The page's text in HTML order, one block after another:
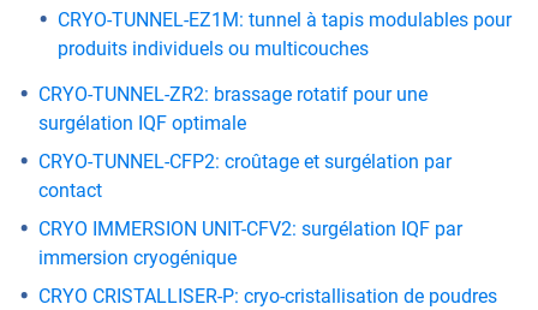
CRYO-TUNNEL-EZ1M: tunnel à tapis modulables pour
produits individuels ou multicouches
CRYO-TUNNEL-ZR2: brassage rotatif pour une
surgélation IQF optimale
CRYO-TUNNEL-CFP2: croûtage et surgélation par
contact
CRYO IMMERSION UNIT-CFV2: surgélation IQF par
immersion cryogénique
CRYO CRISTALLISER-P: cryo-cristallisation de poudres